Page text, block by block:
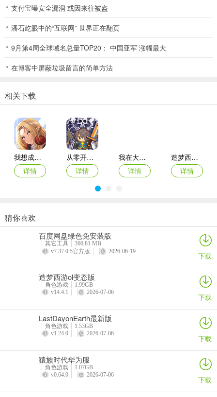
了解了基本职业，我们现在进入游戏
一、酒馆招将任务
10级时接到任务在酒馆处招募散仙，10级时可以带一名散仙，然后每
在招募界面左下方有一个免费刷新时间，每1小时有1次免费刷新将领
领。当免费时间没有到时，也可以使用仙石或者礼券刷新酒馆。一般
手动刷新几次就可以出蓝色品质以上的散仙，自动刷新可以选择将领
的品质，以及最大刷新次数。仔细看散仙的“潜力”和“资质”，这是决定
散仙强弱的重要标志。
①：无论怎样，刷出蓝色的散仙就先招募过来（如果是1、10潜力以
③：如果第一个蓝色散仙潜力太低，新刷出1、1以上的，可以解雇掉
第一个，将第二个招募过来后再手动刷新。
二、炼器任务
玩家可以根据自己的情况，对自己的装备和法宝进行强化，五行真金
级，建议+4以后使用五行精金和太乙精金。
三、挂机任务
挂机是玩家获得经验的主要方法之一，在线时，玩家可以礼券或者仙
石加速一小时快速获取经验，离线时，玩家也可以使用加速符挂机获
支付宝曝安全漏洞 或因来往被盗
潘石屹眼中的“互联网” 世界正在翻页
9月第4周全球域名总量TOP20： 中国亚军 涨幅最大
在博客中屏蔽垃圾留言的简单方法
相关下载
我想成为影之强者国际服最新版本
详情
从零开始：结束
详情
我在大清当皇帝折扣端
详情
造梦西游ol腾讯版
详情
原始传奇oppo版登录器
梦幻西游ios版
详情
永恒之塔2苹果版
原始传奇百度客户端
猜你喜欢
百度网盘绿色免安装版
其它工具
366.81 MB
v7.37.0.5官方版
2026-06-19 下载
造梦西游ol变态版
角色游戏
1.99GB
v14.4.1
2026-07-06 下载
LastDayonEarth最新版
角色游戏
1.53GB
v1.24.0
2026-07-06 下载
猿族时代华为服
角色游戏
1.07GB
v0.64.0
2026-07-06 下载